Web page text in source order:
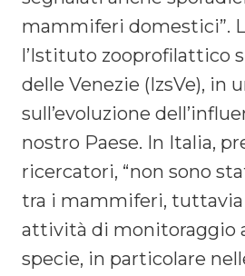
mammiferi domestici”.
l’Istituto zooprofilattico
delle Venezie (IzsVe), in
sull’evoluzione
nostro Paese. In Italia,
ricercatori, “non sono
tra i mammiferi, tuttavia
attività di monitoraggio
specie, in particolare